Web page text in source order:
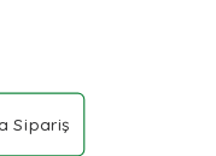
Sipariş